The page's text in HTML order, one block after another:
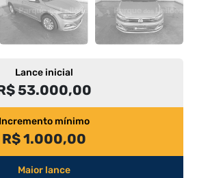
Lance inicial
53.000,00
Incremento mínimo
R$ 1.000,00
Maior lance